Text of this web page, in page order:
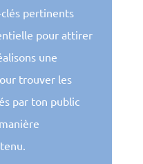
pertinents
pour attirer
une
trouver les
par ton public